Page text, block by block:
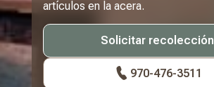
artículos en la acera.
Solicitar recolección
970-476-3511